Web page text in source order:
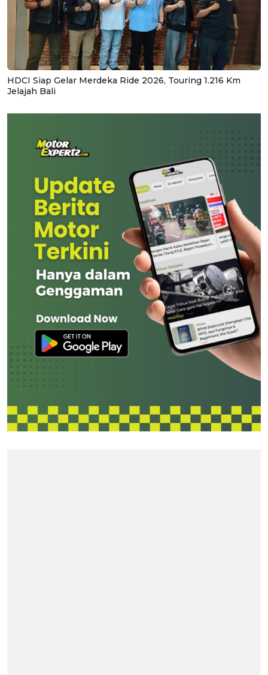
HDCI Siap Gelar Merdeka Ride 2026, Touring 1.216 Km
Jelajah Bali